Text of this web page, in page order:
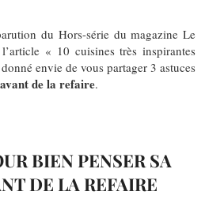
du Hors-série du magazine Le
« 10 cuisines très inspirantes
envie de vous partager 3 astuces
de la refaire.
BIEN PENSER SA
DE LA REFAIRE